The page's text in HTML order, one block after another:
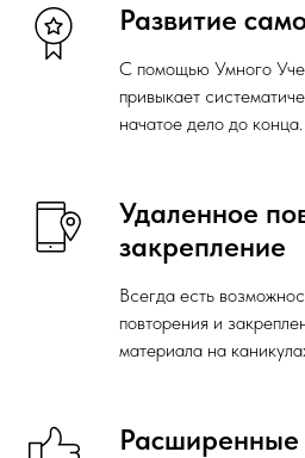
Развитие
С помощью Умного
привыкает
начатое дело до конца.
Удаленное
закрепление
Всегда есть
повторения и
материала на
Расширенные